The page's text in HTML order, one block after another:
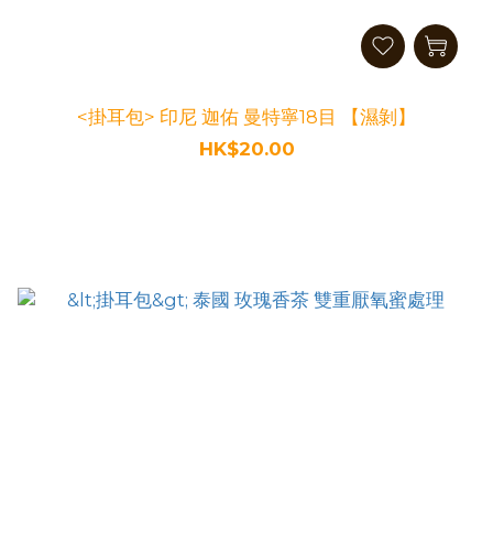
<掛耳包> 印尼 迦佑 曼特寧18目 【濕剝】
HK$20.00